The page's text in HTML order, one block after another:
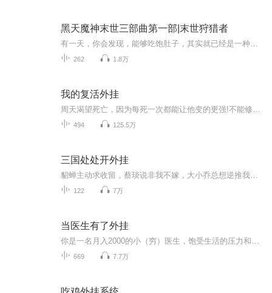
黑天魔神末世三部曲第一部|末世狩猎者
262 1.8万
我的复活外挂
494 125.5万
三国处处开外挂
122 7万
当医生有了外挂
669 7.7万